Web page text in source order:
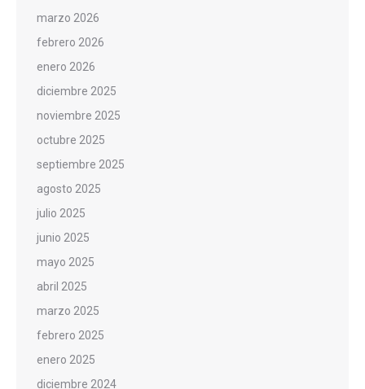
marzo 2026
febrero 2026
enero 2026
diciembre 2025
noviembre 2025
octubre 2025
septiembre 2025
agosto 2025
julio 2025
junio 2025
mayo 2025
abril 2025
marzo 2025
febrero 2025
enero 2025
diciembre 2024